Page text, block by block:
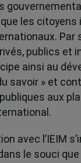
les citoyens
Par
publics et
ainsi au
savoir » et
aux
avec l’IEIM
le souci que